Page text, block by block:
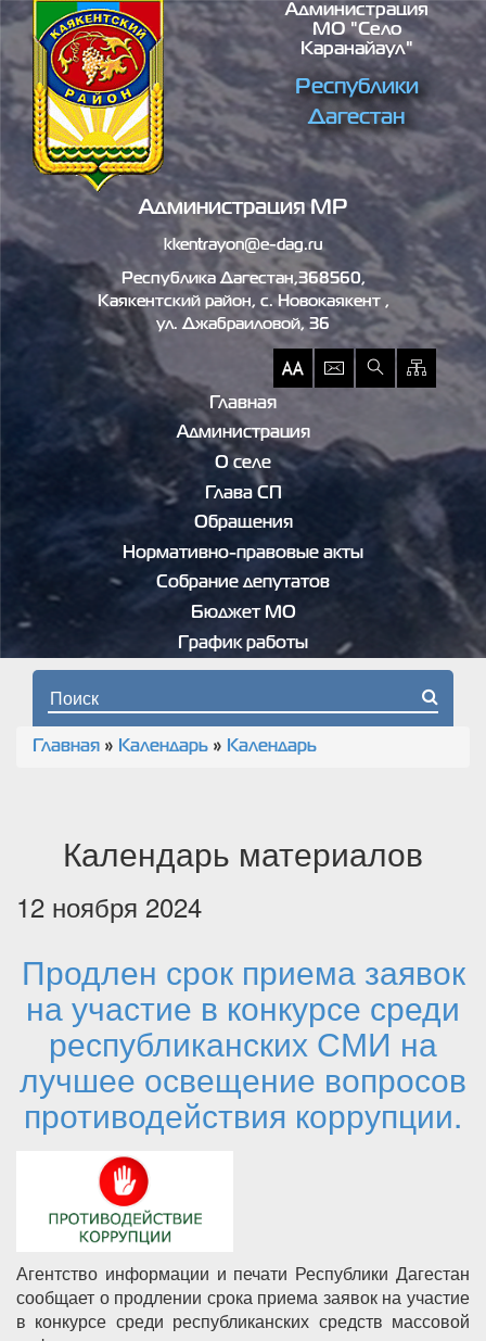
Перейти к основному содержаниюАдминистрация
МО "село
Каранайаул"
Республики
Дагестан
Администрация МР
kkentrayon@e-dag.ru
Республика Дагестан,368560,
Каякентский район, c. Новокаякент ,
ул. Джабраиловой, 36
Главная
Администрация
О селе
Глава СП
Обращения
Нормативно-правовые акты
Собрание депутатов
Бюджет МО
График работы
Форма поиска
Вы здесь
Главная » Календарь » Календарь
Календарь материалов
12 ноября 2024
Продлен срок приема заявок
на участие в конкурсе среди
республиканских СМИ на
лучшее освещение вопросов
противодействия коррупции.
Агентство информации и печати Республики Дагестан
сообщает о продлении срока приема заявок на участие
в конкурсе среди республиканских средств массовой